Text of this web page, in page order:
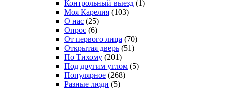
Контрольный выезд (1)
Моя Карелия (103)
О нас (25)
Опрос (6)
От первого лица (70)
Открытая дверь (51)
По Тихому (201)
Под другим углом (5)
Популярное (268)
Разные люди (5)